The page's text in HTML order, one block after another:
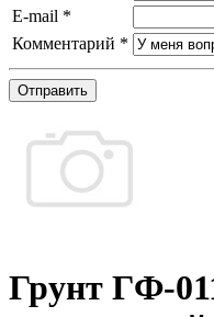
E-mail *
Комментарий *
Отправить
Грунт ГФ-